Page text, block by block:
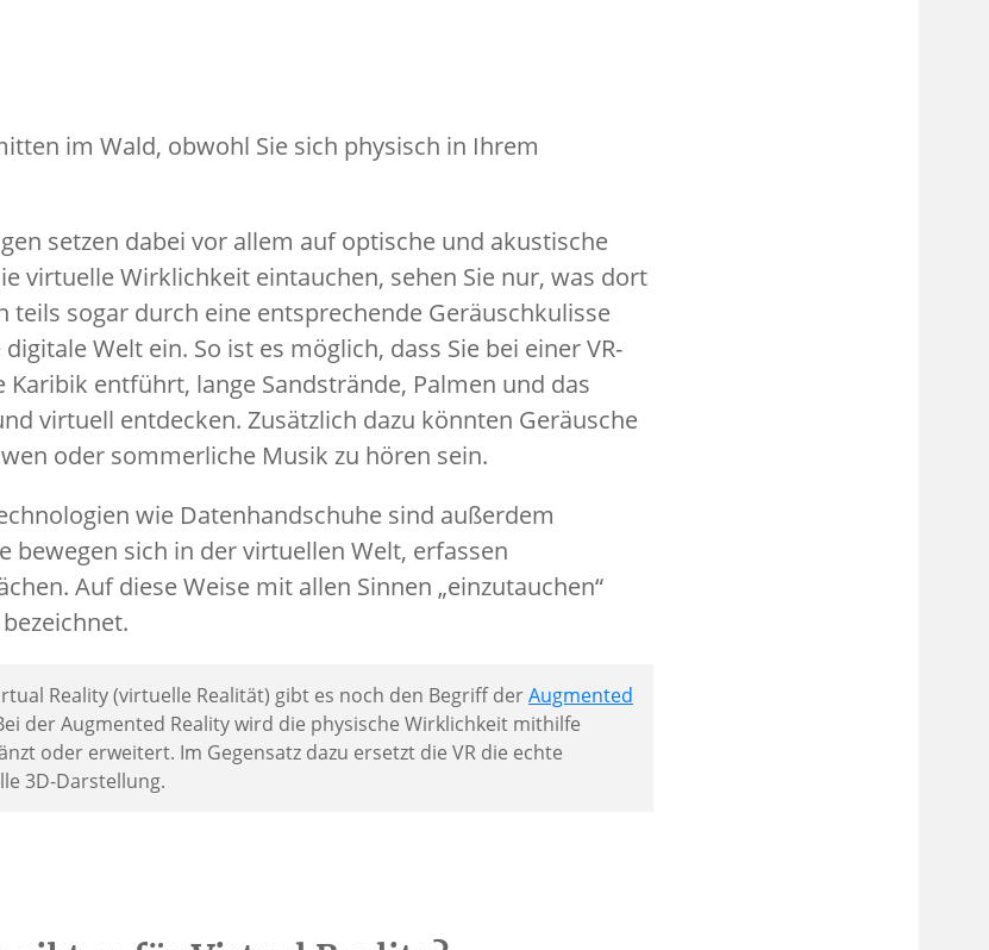
im Wald, obwohl Sie sich physisch in Ihrem
setzen dabei vor allem auf optische und akustische
virtuelle Wirklichkeit eintauchen, sehen Sie nur, was dort
teils sogar durch eine entsprechende Geräuschkulisse
Welt ein. So ist es möglich, dass Sie bei einer VR-
Karibik entführt, lange Sandstrände, Palmen und das
virtuell entdecken. Zusätzlich dazu könnten Geräusche
oder sommerliche Musik zu hören sein.
wie Datenhandschuhe sind außerdem
bewegen sich in der virtuellen Welt, erfassen
Auf diese Weise mit allen Sinnen „einzutauchen“
Reality (virtuelle Realität) gibt es noch den Begriff derAugmented
der Augmented Reality wird die physische Wirklichkeit mithilfe
oder erweitert. Im Gegensatz dazu ersetzt die VR die echte
3D-Darstellung.